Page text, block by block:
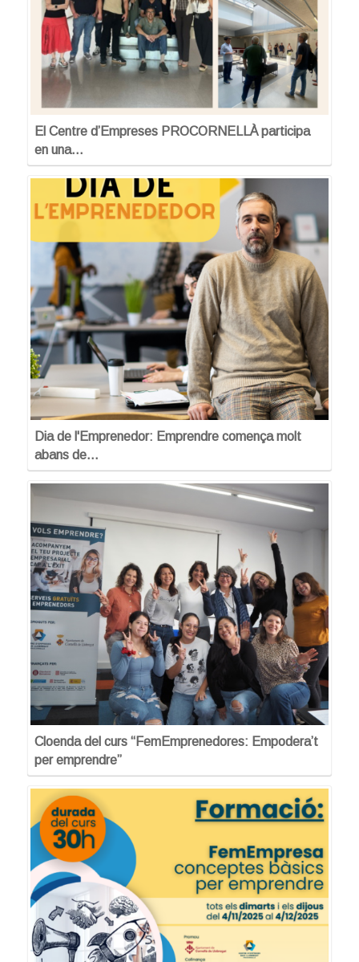
El Centre d’Empreses PROCORNELLÀ participa
en una…
Dia de l'Emprenedor: Emprendre comença molt
abans de…
Cloenda del curs “FemEmprenedores: Empodera’t
per emprendre”